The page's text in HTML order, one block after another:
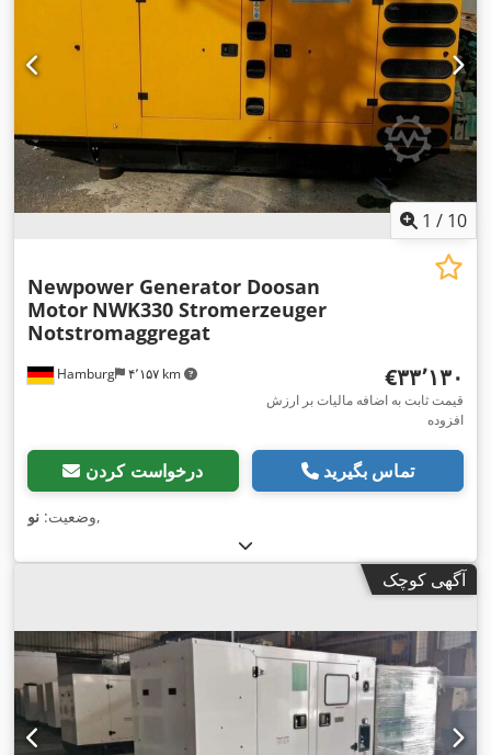
1 / 10
Hamburg ۴٬۱۵۷ km
Newpower Generator Doosan
Motor NWK330 Stromerzeuger
Notstromaggregat
‎€۳۳٬۱۳۰
قیمت ثابت به اضافه مالیات بر ارزش
افزوده
درخواست کردن تماس بگیرید
وضعیت: نو ,
آگهی کوچک